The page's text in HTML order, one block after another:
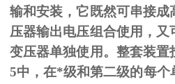
输和安装，它既然可串接
压器输出电压组合使用，
变压器单独使用。整套装置
5中，在*级和第二级的每个